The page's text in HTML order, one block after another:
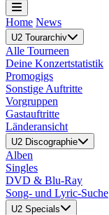
Home News
U2 Tourarchiv
Alle Tourneen
Deine Konzertstatistik
Promogigs
Sonstige Auftritte
Vorgruppen
Gastauftritte
Länderansicht
U2 Discographie
Alben
Singles
DVD & Blu-Ray
Song- und Lyric-Suche
U2 Specials